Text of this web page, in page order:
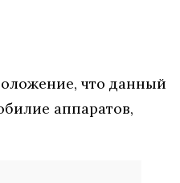
что данный
аппаратов,